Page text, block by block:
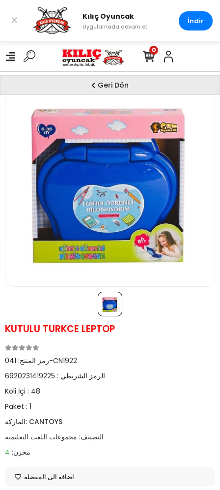
0
Geri Dön
KUTULU TURKCE LEPTOP
رمز المنتج:041-CN1922
الرمز الشريطي : 6920231419225
Koli İçi : 48
Paket : 1
الماركة: CANTOYS
التصنيف: مجموعات اللعب التعليمية
مخزن: 4
اضافة الى المفضلة
× Kılıç Oyuncak
Uygulamada devam et
İndir